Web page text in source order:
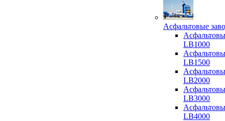
Асфальтовые
LB1000
LB1500
LB2000
LB3000
LB4000